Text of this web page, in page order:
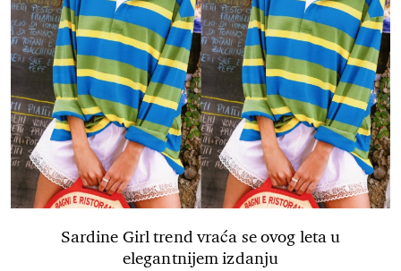
Sardine Girl trend vraća se ovog leta u
elegantnijem izdanju